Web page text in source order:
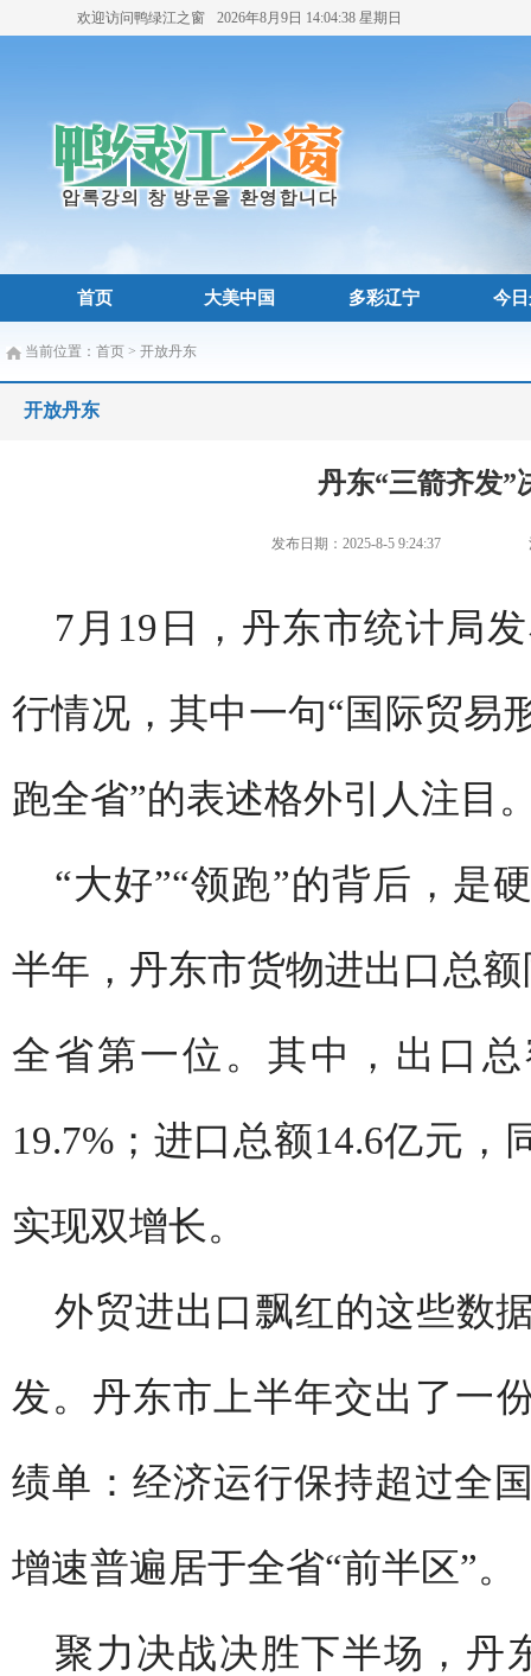
欢迎访问鸭绿江之窗 2026年8月9日 14:04:39 星期日
首页 大美中国 多彩辽宁 今
当前位置： 首页 > 开放丹东
开放丹东
丹东“三箭齐发”
发布日期：2025-8-5 9:24:37
7月19日，丹东市统计局
行情况，其中一句“国际贸易
跑全省”的表述格外引人注目
“大好”“领跑”的背后，是
半年，丹东市货物进出口总
全省第一位。其中，出口
19.7%；进口总额14.6亿元，
实现双增长。
外贸进出口飘红的这些数
发。丹东市上半年交出了一
绩单：经济运行保持超过全
增速普遍居于全省“前半区”。
聚力决战决胜下半场，丹